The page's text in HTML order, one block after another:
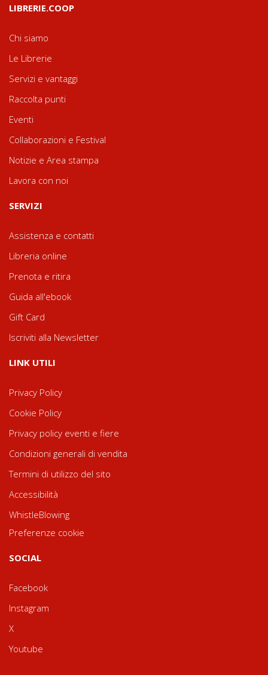
LIBRERIE.COOP
Chi siamo
Le Librerie
Servizi e vantaggi
Raccolta punti
Eventi
Collaborazioni e Festival
Notizie e Area stampa
Lavora con noi
SERVIZI
Assistenza e contatti
Libreria online
Prenota e ritira
Guida all'ebook
Gift Card
Iscriviti alla Newsletter
LINK UTILI
Privacy Policy
Cookie Policy
Privacy policy eventi e fiere
Condizioni generali di vendita
Termini di utilizzo del sito
Accessibilità
WhistleBlowing
Preferenze cookie
SOCIAL
Facebook
Instagram
X
Youtube